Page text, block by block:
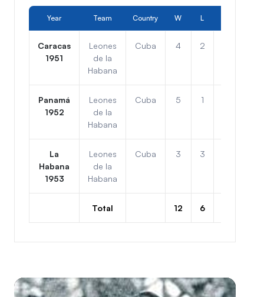
Year Team Country W L
Caracas
1951
Leones
de la
Habana
Cuba 4 2
Panamá
1952
Leones
de la
Habana
Cuba 5 1
La
Habana
1953
Leones
de la
Habana
Cuba 3 3
Total 12 6